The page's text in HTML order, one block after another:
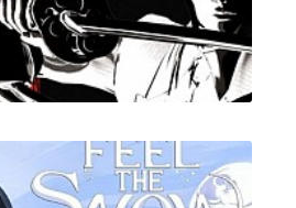
Rifles + все DLC